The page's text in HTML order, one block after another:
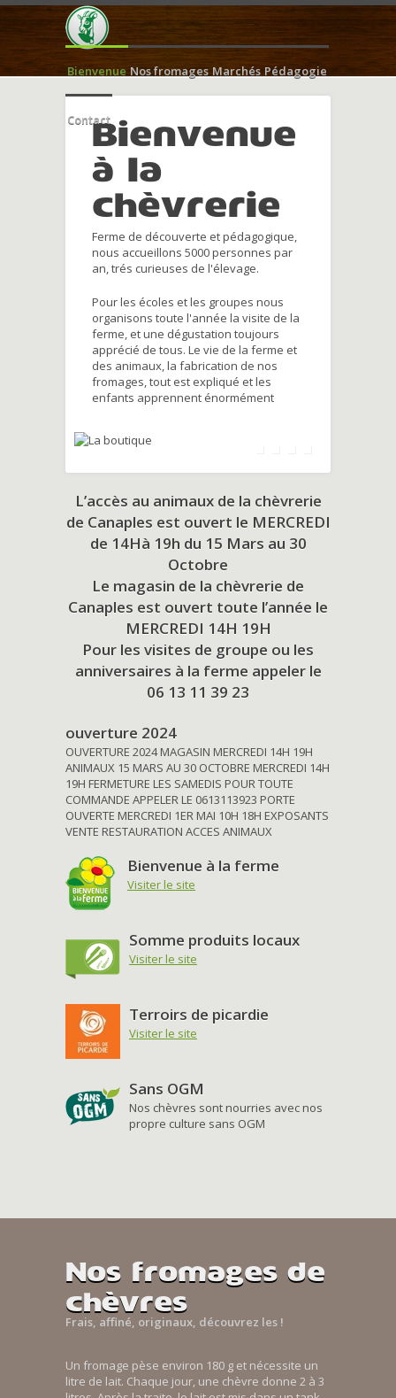
Bienvenue Nos fromages Marchés Pédagogie
ContactBienvenue
à la
chèvrerie
Ferme de découverte et pédagogique,
nous accueillons 5000 personnes par
an, trés curieuses de l'élevage.
Pour les écoles et les groupes nous
organisons toute l'année la visite de la
ferme, et une dégustation toujours
apprécié de tous. Le vie de la ferme et
des animaux, la fabrication de nos
fromages, tout est expliqué et les
enfants apprennent énormément
L’accès au animaux de la chèvrerie
de Canaples est ouvert le MERCREDI
de 14Hà 19h du 15 Mars au 30
Octobre
Le magasin de la chèvrerie de
Canaples est ouvert toute l’année le
MERCREDI 14H 19H
Pour les visites de groupe ou les
anniversaires à la ferme appeler le
06 13 11 39 23
ouverture 2024
OUVERTURE 2024 MAGASIN MERCREDI 14H 19H
ANIMAUX 15 MARS AU 30 OCTOBRE MERCREDI 14H
19H FERMETURE LES SAMEDIS POUR TOUTE
COMMANDE APPELER LE 0613113923 PORTE
OUVERTE MERCREDI 1ER MAI 10H 18H EXPOSANTS
VENTE RESTAURATION ACCES ANIMAUX
Bienvenue à la ferme
Visiter le site
Somme produits locaux
Visiter le site
Terroirs de picardie
Visiter le site
Sans OGM
Nos chèvres sont nourries avec nos
propre culture sans OGM
Nos fromages de
chèvres
Frais, affiné, originaux, découvrez les !
Un fromage pèse environ 180 g et nécessite un
litre de lait. Chaque jour, une chèvre donne 2 à 3